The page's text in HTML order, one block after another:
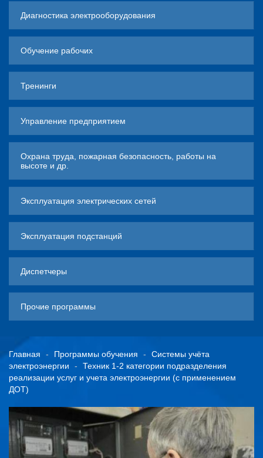
Диагностика электрооборудования
Обучение рабочих
Тренинги
Управление предприятием
Охрана труда, пожарная безопасность, работы на
высоте и др.
Эксплуатация электрических сетей
Эксплуатация подстанций
Диспетчеры
Прочие программы
Главная Программы обучения
Системы учёта
электроэнергии
Техник 1-2 категории подразделения
реализации услуг и учета электроэнергии (с применением
ДОТ)